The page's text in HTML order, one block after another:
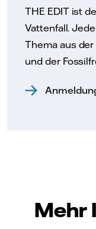
THE EDIT ist
Vattenfall.
Thema aus
und der
Mehr